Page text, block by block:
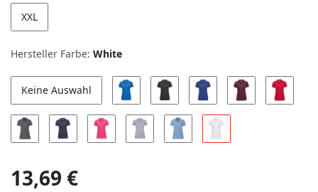
XXL
Hersteller Farbe: White
Keine Auswahl
13,69 €